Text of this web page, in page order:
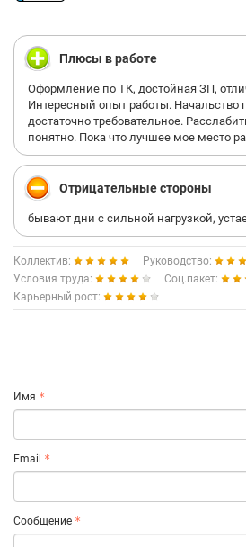
Плюсы в работе
Оформление по ТК, достойная ЗП,
Интересный опыт работы.
достаточно требовательное.
понятно. Пока что лучшее мое место
Отрицательные стороны
бывают дни с сильной нагрузкой,
Коллектив:
Руководство:
Условия труда:
Соц.пакет:
Карьерный рост:
Имя
Email
Сообщение